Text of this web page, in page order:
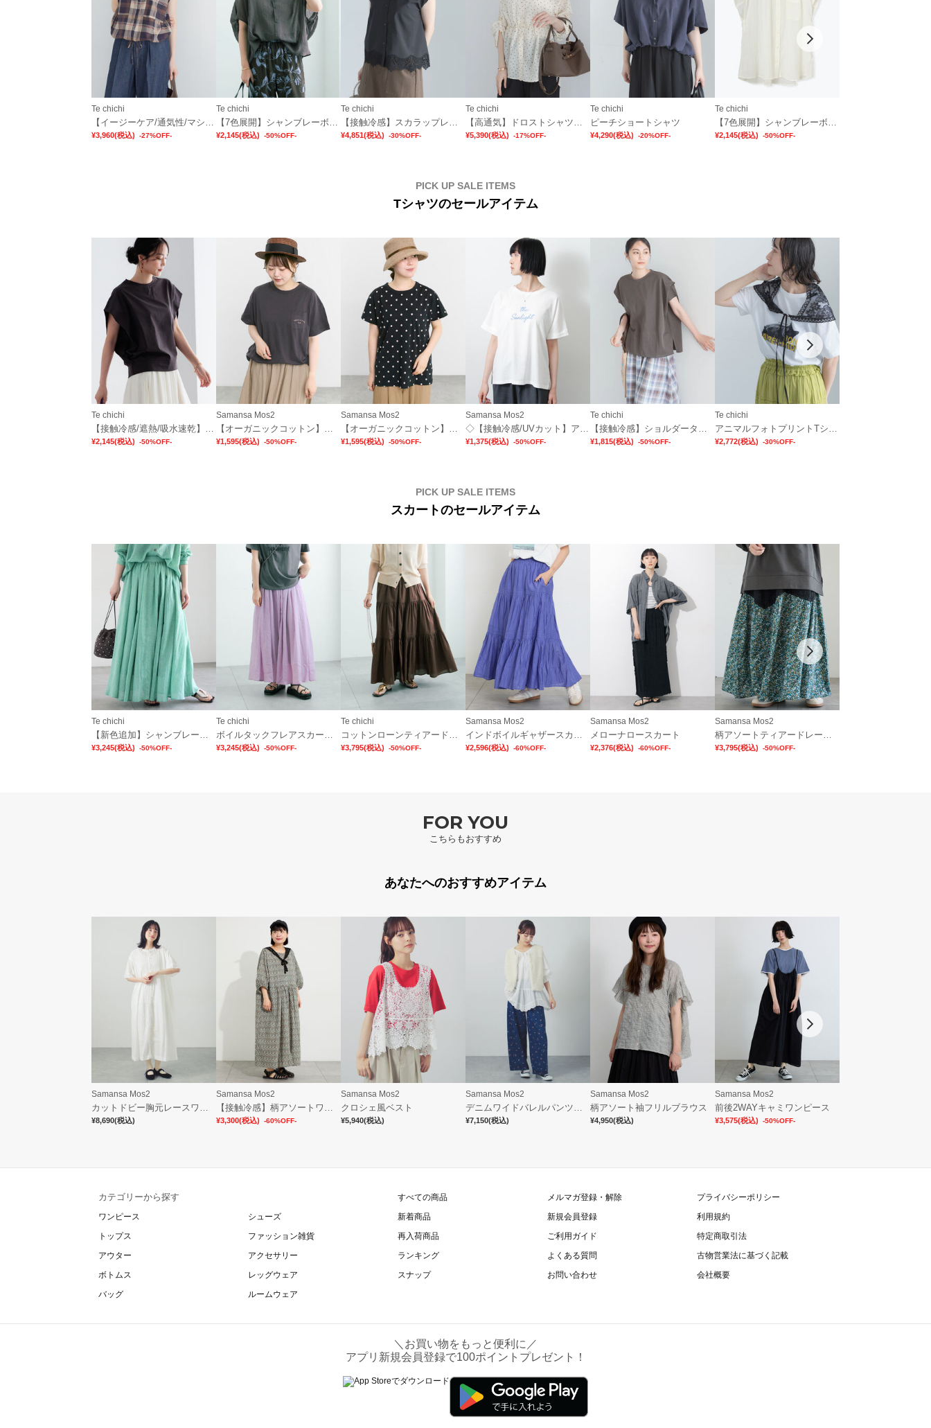
Te chichi
【イージーケア/通気性/マシンウォッシャブル】チェックドロストシャツ
¥3,960(税込) -27%OFF-
Te chichi
【7色展開】シャンブレーボイルドルマンシャツ
¥2,145(税込) -50%OFF-
Te chichi
【接触冷感】スカラップレース刺繍フレンチシャツ
¥4,851(税込) -30%OFF-
Te chichi
【高通気】ドロストシャツ（セットアップ可）
¥5,390(税込) -17%OFF-
Te chichi
ピーチショートシャツ
¥4,290(税込) -20%OFF-
Te chichi
【7色展開】シャンブレーボイルフレンチスリーブシャツ
¥2,145(税込) -50%OFF-
PICK UP SALE ITEMS
Tシャツのセールアイテム
Te chichi
【接触冷感/遮熱/吸水速乾】ショルダータックドルマンTシャツ
¥2,145(税込) -50%OFF-
Samansa Mos2
【オーガニックコットン】刺繍ロゴTシャツ
¥1,595(税込) -50%OFF-
Samansa Mos2
【オーガニックコットン】ドット柄Tシャツ
¥1,595(税込) -50%OFF-
Samansa Mos2
◇【接触冷感/UVカット】アソート刺繍Tシャツ
¥1,375(税込) -50%OFF-
Te chichi
【接触冷感】ショルダータックTシャツ
¥1,815(税込) -50%OFF-
Te chichi
アニマルフォトプリントTシャツ
¥2,772(税込) -30%OFF-
PICK UP SALE ITEMS
スカートのセールアイテム
Te chichi
【新色追加】シャンブレーボイルスカート(セットアップ可)《2026 SUMMER LOOK item》
¥3,245(税込) -50%OFF-
Te chichi
ボイルタックフレアスカート(セットアップ可)
¥3,245(税込) -50%OFF-
Te chichi
コットンローンティアードスカート
¥3,795(税込) -50%OFF-
Samansa Mos2
インドボイルギャザースカート
¥2,596(税込) -60%OFF-
Samansa Mos2
メローナロースカート
¥2,376(税込) -60%OFF-
Samansa Mos2
柄アソートティアードレーススカート
¥3,795(税込) -50%OFF-
FOR YOU
こちらもおすすめ
あなたへのおすすめアイテム
Samansa Mos2
カットドビー胸元レースワンピース
¥8,690(税込)
Samansa Mos2
【接触冷感】柄アソートワンピース《限定カラーあり》
¥3,300(税込) -60%OFF-
Samansa Mos2
クロシェ風ベスト
¥5,940(税込)
Samansa Mos2
デニムワイドバレルパンツ〈WEB限定SS・XLサイズ〉
¥7,150(税込)
Samansa Mos2
柄アソート袖フリルブラウス
¥4,950(税込)
Samansa Mos2
前後2WAYキャミワンピース
¥3,575(税込) -50%OFF-
カテゴリーから探す
ワンピース
トップス
アウター
ボトムス
バッグ
シューズ
ファッション雑貨
アクセサリー
レッグウェア
ルームウェア
すべての商品
新着商品
再入荷商品
ランキング
スナップ
メルマガ登録・解除
新規会員登録
ご利用ガイド
よくある質問
お問い合わせ
プライバシーポリシー
利用規約
特定商取引法
古物営業法に基づく記載
会社概要
＼お買い物をもっと便利に／
アプリ新規会員登録で100ポイントプレゼント！